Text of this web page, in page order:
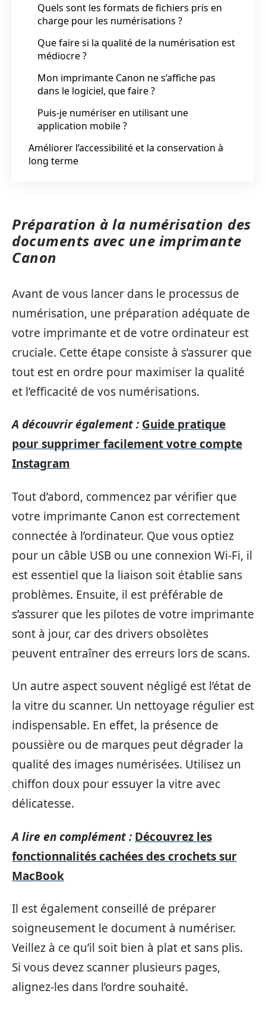
Quels sont les formats de fichiers pris en
charge pour les numérisations ?
Que faire si la qualité de la numérisation est
médiocre ?
Mon imprimante Canon ne s’affiche pas
dans le logiciel, que faire ?
Puis-je numériser en utilisant une
application mobile ?
Améliorer l’accessibilité et la conservation à
long terme
Préparation à la numérisation des
documents avec une imprimante
Canon
Avant de vous lancer dans le processus de
numérisation, une préparation adéquate de
votre imprimante et de votre ordinateur est
cruciale. Cette étape consiste à s’assurer que
tout est en ordre pour maximiser la qualité
et l’efficacité de vos numérisations.
A découvrir également : Guide pratique
pour supprimer facilement votre compte
Instagram
Tout d’abord, commencez par vérifier que
votre imprimante Canon est correctement
connectée à l’ordinateur. Que vous optiez
pour un câble USB ou une connexion Wi-Fi, il
est essentiel que la liaison soit établie sans
problèmes. Ensuite, il est préférable de
s’assurer que les pilotes de votre imprimante
sont à jour, car des drivers obsolètes
peuvent entraîner des erreurs lors de scans.
Un autre aspect souvent négligé est l’état de
la vitre du scanner. Un nettoyage régulier est
indispensable. En effet, la présence de
poussière ou de marques peut dégrader la
qualité des images numérisées. Utilisez un
chiffon doux pour essuyer la vitre avec
délicatesse.
A lire en complément : Découvrez les
fonctionnalités cachées des crochets sur
MacBook
Il est également conseillé de préparer
soigneusement le document à numériser.
Veillez à ce qu’il soit bien à plat et sans plis.
Si vous devez scanner plusieurs pages,
alignez-les dans l’ordre souhaité.